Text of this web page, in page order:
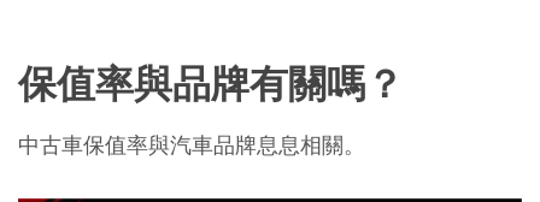
保值率與品牌有關嗎？
中古車保值率與汽車品牌息息相關。